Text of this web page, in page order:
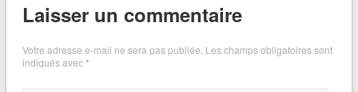
Laisser un commentaire
Votre adresse e-mail ne sera pas publiée. Les champs obligatoires sont
indiqués avec*